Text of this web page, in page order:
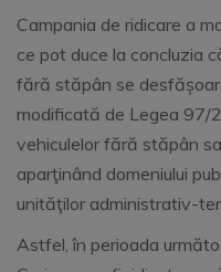
Campania de ridicare a
ce pot duce la concluzia
fără stăpân se
modificată de Legea 97/
vehiculelor fără stăpân
aparţinând domeniului
unităţilor administrativ-
Astfel, în perioada